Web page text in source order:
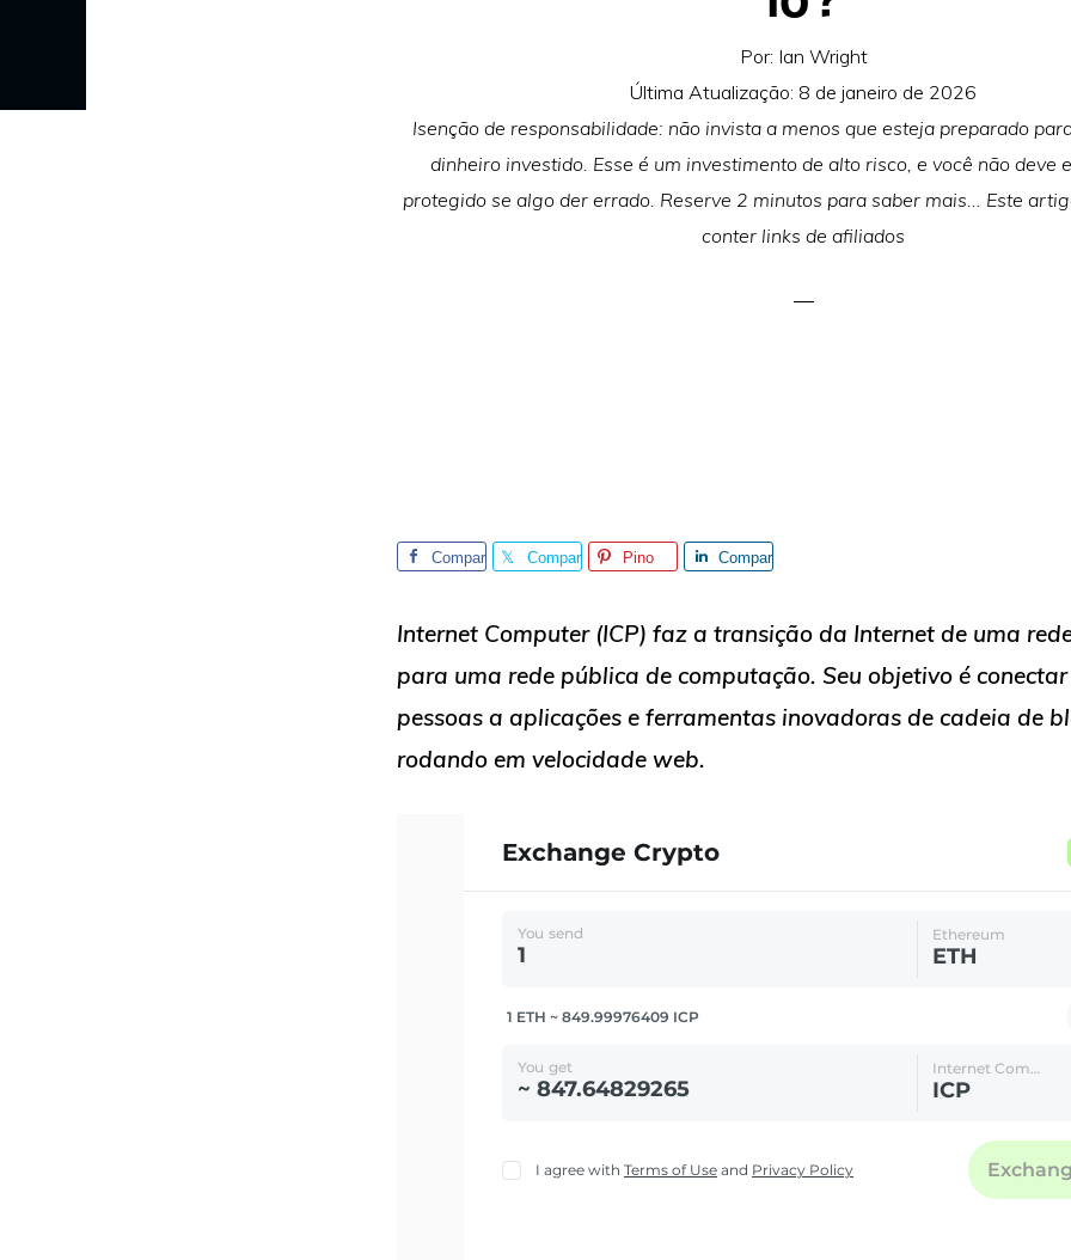
Por: Ian Wright
Última Atualização: 8 de janeiro de 2026
Isenção de responsabilidade: não invista a menos que esteja preparado
dinheiro investido. Esse é um investimento de alto risco, e você não deve
protegido se algo der errado. Reserve 2 minutos para saber mais... Este
conter links de afiliados
Compar
Compar
Pino
Compar
Internet Computer (ICP) faz a transição da Internet de uma
para uma rede pública de computação. Seu objetivo é
pessoas a aplicações e ferramentas inovadoras de cadeia de
rodando em velocidade web.